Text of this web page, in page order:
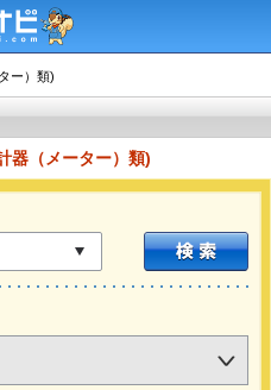
ー）類)
器（メーター）類)